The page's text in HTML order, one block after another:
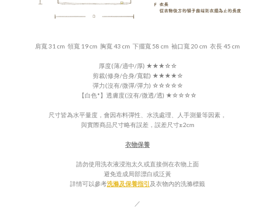
肩寬 31 cm 領寬 19 cm 胸寬 43 cm 下擺寬 58 cm 袖口寬 20 cm 衣長 45 cm
厚度(薄/適中/厚) ★★★☆☆
剪裁(修身/合身/寬鬆) ★★★★☆
彈力(沒有/微彈/彈力) ☆☆☆☆☆
【白色*】 透膚度(沒有/微透/透) ★☆☆☆☆
尺寸皆為水平量度，會因布料彈性、水洗處理、人手測量等因素，
與實際商品尺寸略有誤差，誤差尺寸±2cm
衣物保養
請勿使用洗衣液浸泡太久或直接倒在衣物上面
避免造成局部漂白或泛黃
詳情可以參考洗滌及保養指引及衣物內的洗滌標籤
／